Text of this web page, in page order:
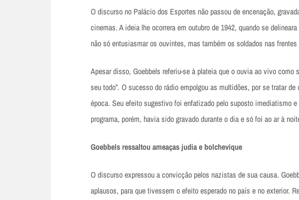
O discurso no Palácio dos Esportes não passou de encenação,
cinemas. A ideia lhe ocorrera em outubro de 1942, quando se
não só entusiasmar os ouvintes, mas também os soldados nas frentes
Apesar disso, Goebbels referiu-se à plateia que o ouvia ao vivo como
seu todo”. O sucesso do rádio empolgou as multidões, por se tratar
época. Seu efeito sugestivo foi enfatizado pelo suposto imediatismo
programa, porém, havia sido gravado durante o dia e só foi ao ar à
Goebbels ressaltou ameaças judia e bolchevique
O discurso expressou a convicção pelos nazistas de sua causa.
aplausos, para que tivessem o efeito esperado no país e no exterior.